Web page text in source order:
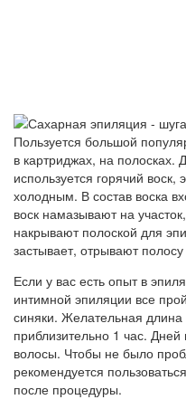
Пользуется большой
в картриджах, на полосках.
используется горячий
холодным. В состав воска
воск намазывают на
накрывают полоской для
застывает, отрывают
Если у вас есть опыт в
интимной эпиляции все
синяки. Желательная
приблизительно 1 час.
волосы. Чтобы не было
рекомендуется
после процедуры.